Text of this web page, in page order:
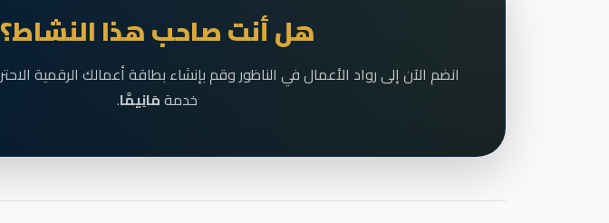
هل أنت صاحب هذا النشاط؟
خدمةمَانِيمَّا.